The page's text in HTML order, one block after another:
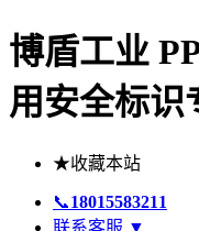
博盾工业
用安全标识
★收藏本站
📞18015583211
联系客服 ▼